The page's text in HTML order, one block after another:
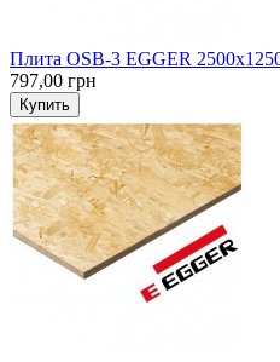
Плита OSB-3 EGGER
797,00 грн
Купить